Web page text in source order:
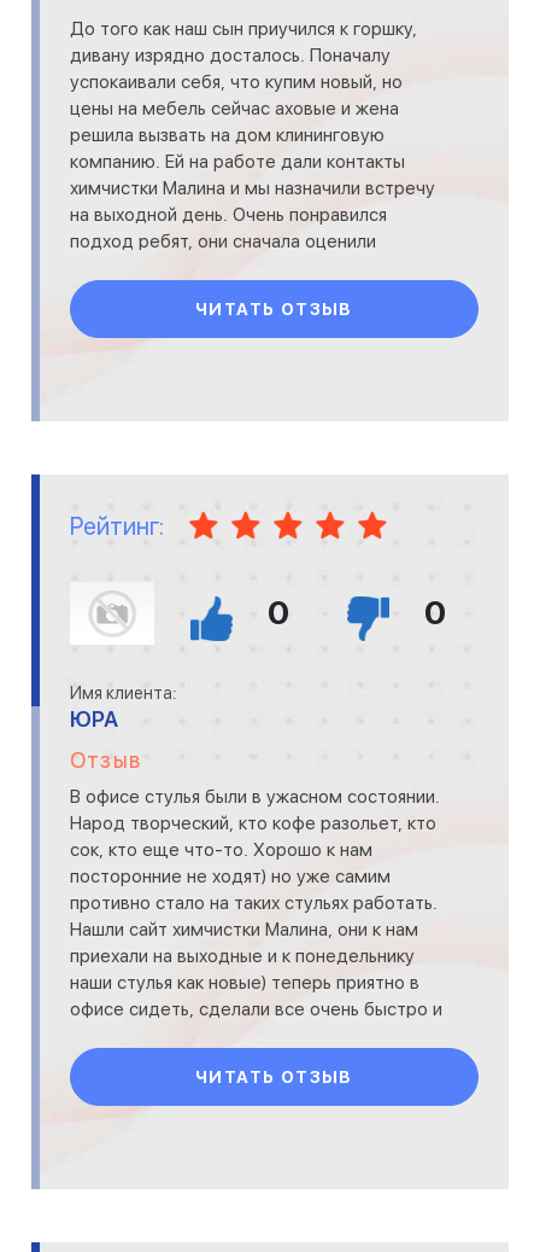
До того как наш сын приучился к горшку,
дивану изрядно досталось. Поначалу
успокаивали себя, что купим новый, но
цены на мебель сейчас аховые и жена
решила вызвать на дом клининговую
компанию. Ей на работе дали контакты
химчистки Малина и мы назначили встречу
на выходной день. Очень понравился
подход ребят, они сначала оценили
ЧИТАТЬ ОТЗЫВ
Рейтинг:
0 0
Имя клиента:
ЮРА
Отзыв
В офисе стулья были в ужасном состоянии.
Народ творческий, кто кофе разольет, кто
сок, кто еще что-то. Хорошо к нам
посторонние не ходят) но уже самим
противно стало на таких стульях работать.
Нашли сайт химчистки Малина, они к нам
приехали на выходные и к понедельнику
наши стулья как новые) теперь приятно в
офисе сидеть, сделали все очень быстро и
ЧИТАТЬ ОТЗЫВ